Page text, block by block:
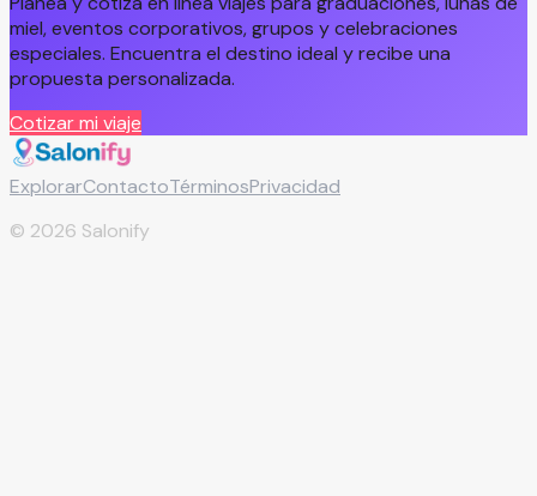
miel, eventos corporativos, grupos y celebraciones
especiales. Encuentra el destino ideal y recibe una
propuesta personalizada.
Cotizar mi viaje
ExplorarContactoTérminosPrivacidad
© 2026 Salonify